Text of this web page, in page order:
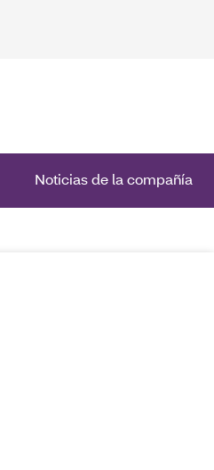
Noticias de la compañía